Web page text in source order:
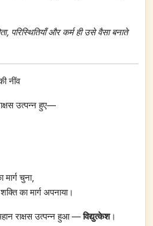
परिस्थितियाँ और कर्म ही उसे वैसा बनाते
नींव
उत्पन्न हुए—
चुना,
का मार्ग अपनाया।
राक्षस उत्पन्न हुआ —विद्युत्केश।